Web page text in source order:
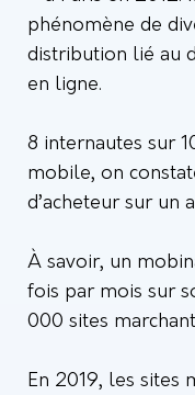
phénomène de
distribution lié au
en ligne.
8 internautes sur
mobile, on
d’acheteur sur un
À savoir, un
fois par mois sur
000 sites
En 2019, les sites